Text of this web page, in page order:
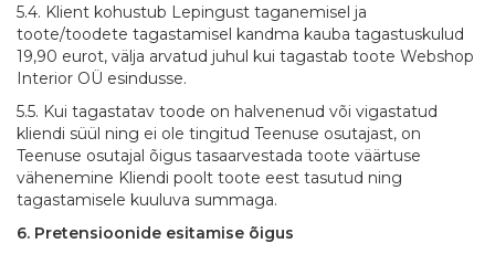
5.4. Klient kohustub Lepingust taganemisel ja
toote/toodete tagastamisel kandma kauba tagastuskulud
19,90 eurot, välja arvatud juhul kui tagastab toote Webshop
Interior OÜ esindusse.
5.5. Kui tagastatav toode on halvenenud või vigastatud
kliendi süül ning ei ole tingitud Teenuse osutajast, on
Teenuse osutajal õigus tasaarvestada toote väärtuse
vähenemine Kliendi poolt toote eest tasutud ning
tagastamisele kuuluva summaga.
6. Pretensioonide esitamise õigus